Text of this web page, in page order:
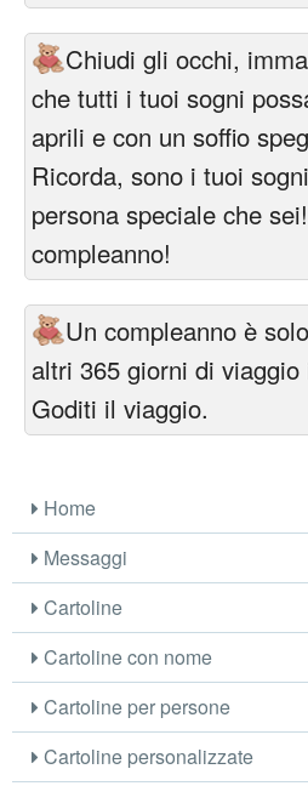
Chiudi gli occhi,
che tutti i tuoi sogni
aprili e con un soffio
Ricorda, sono i tuoi
persona speciale che
compleanno!
Un compleanno è
altri 365 giorni di
Goditi il viaggio.
Home
Messaggi
Cartoline
Cartoline con nome
Cartoline per persone
Cartoline personalizzate